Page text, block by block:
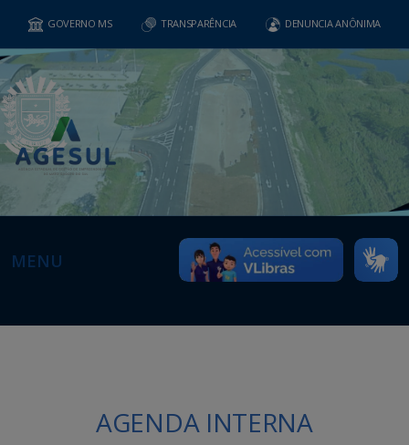
GOVERNO MS TRANSPARÊNCIA DENUNCIA ANÔNIMA
MENU
AGENDA INTERNA